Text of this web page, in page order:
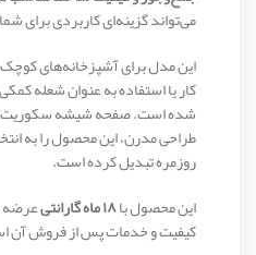
می‌تواند گزینه‌ای کاربردی برای
این مدل برای آشپزخانه‌های
کار یا استفاده به عنوان شعله
شده است. صفحه شیشه سکوریت
طراحی مدرن، این محصول را به
روزمره تبدیل کرده است.
این محصول با۱۸ ماه گارانتی عرضه
کیفیت و خدمات پس از فروش آن